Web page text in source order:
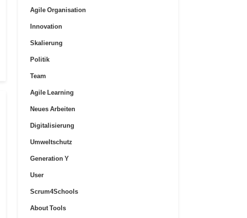
Agile Organisation
Innovation
Skalierung
Politik
Team
Agile Learning
Neues Arbeiten
Digitalisierung
Umweltschutz
Generation Y
User
Scrum4Schools
About Tools